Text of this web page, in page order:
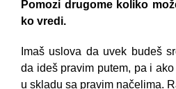
Pomozi drugome koliko
ko vredi.
Imaš uslova da uvek budeš
da ideš pravim putem, pa i
u skladu sa pravim načelima.